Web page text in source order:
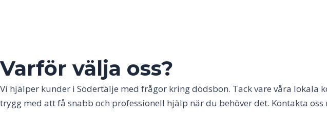
Varför välja oss?
Vi hjälper kunder i Södertälje med frågor kring dödsbon. Tack vare våra lokala
trygg med att få snabb och professionell hjälp när du behöver det. Kontakta